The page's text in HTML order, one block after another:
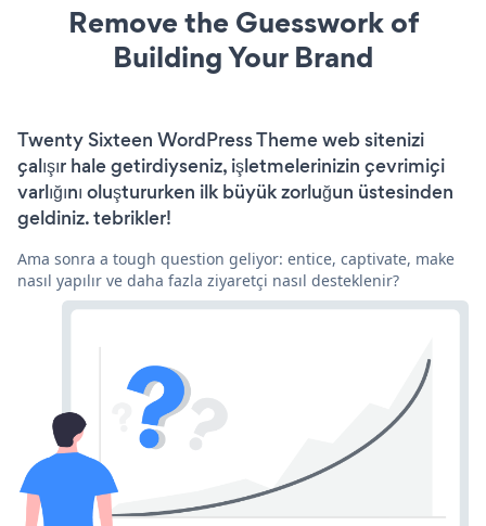
Remove the Guesswork of
Building Your Brand
Twenty Sixteen WordPress Theme web sitenizi
çalışır hale getirdiyseniz, işletmelerinizin çevrimiçi
varlığını oluştururken ilk büyük zorluğun üstesinden
geldiniz. tebrikler!
Ama sonra a tough question geliyor: entice, captivate, make
nasıl yapılır ve daha fazla ziyaretçi nasıl desteklenir?